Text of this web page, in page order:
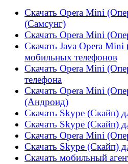
Скачать Opera Mini
(Самсунг)
Скачать Opera Mini
Скачать Java Opera
мобильных телефонов
Скачать Opera Mini
телефона
Скачать Opera Mini
(Андроид)
Скачать Skype (Скайп)
Скачать Skype (Скайп)
Скачать Opera Mini
Скачать Skype (Скайп)
Скачать мобильный